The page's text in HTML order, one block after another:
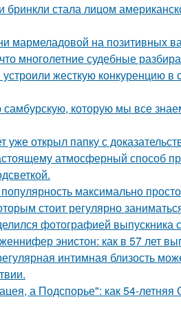
бринкли стала лицом
мармеладовой на позитивных
многолетние судебные
жесткую конкуренцию
которую мы все
уже открыл папку с
атмосферный способ
максимально
стоит регулярно
фотографией
энистон: как в 57 лет
интимная близость
а Подспорье": как 54-